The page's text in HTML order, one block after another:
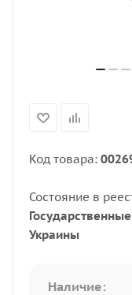
Код товара:
Состояние в
Украины
Наличие: